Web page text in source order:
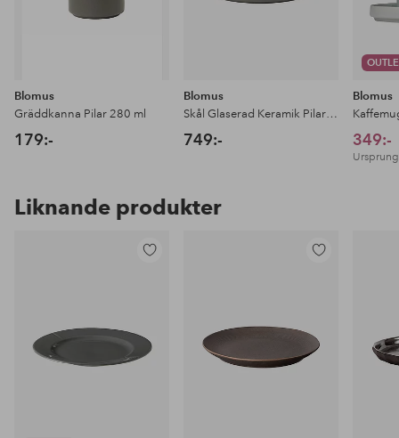
Blomus
Gräddkanna Pilar 280 ml
179:-
Blomus
Skål Glaserad Keramik Pilar 27 cm
749:-
Blomus
349:-
Liknande produkter